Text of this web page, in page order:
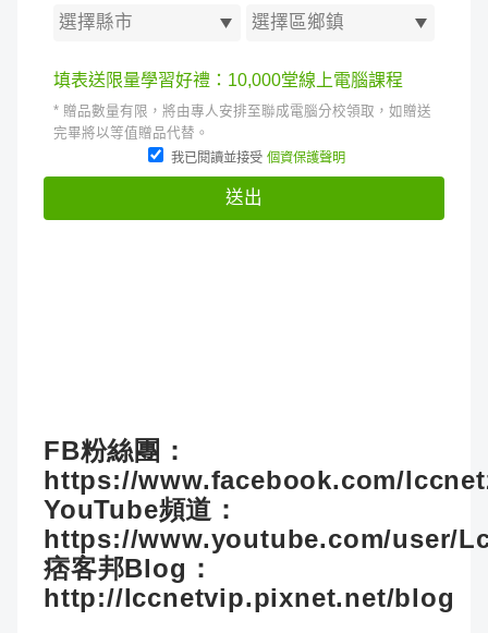
FB粉絲團：
https://www.facebook.com/
YouTube頻道：
https://www.youtube.com/user/
痞客邦Blog：
http://lccnetvip.pixnet.net/blog